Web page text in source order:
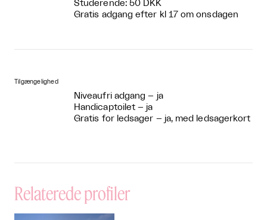
Studerende: 50 DKK
Gratis adgang efter kl 17 om onsdagen
Tilgængelighed
Niveaufri adgang – ja
Handicaptoilet – ja
Gratis for ledsager – ja, med ledsagerkort
Relaterede profiler